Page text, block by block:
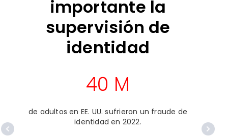
importante la
supervisión de
identidad
40 M
de adultos en EE. UU. sufrieron un fraude de
identidad en 2022.